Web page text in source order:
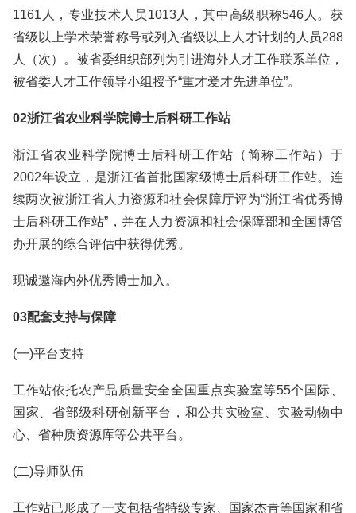
1161人，专业技术人员1013人，其中高级职称546人。获
省级以上学术荣誉称号或列入省级以上人才计划的人员288
人（次）。被省委组织部列为引进海外人才工作联系单位，
被省委人才工作领导小组授予“重才爱才先进单位”。
02浙江省农业科学院博士后科研工作站
浙江省农业科学院博士后科研工作站（简称工作站）于
2002年设立，是浙江省首批国家级博士后科研工作站。连
续两次被浙江省人力资源和社会保障厅评为“浙江省优秀博
士后科研工作站”，并在人力资源和社会保障部和全国博管
办开展的综合评估中获得优秀。
现诚邀海内外优秀博士加入。
03配套支持与保障
(一)平台支持
工作站依托农产品质量安全全国重点实验室等55个国际、
国家、省部级科研创新平台，和公共实验室、实验动物中
心、省种质资源库等公共平台。
(二)导师队伍
工作站已形成了一支包括省特级专家、国家杰青等国家和省